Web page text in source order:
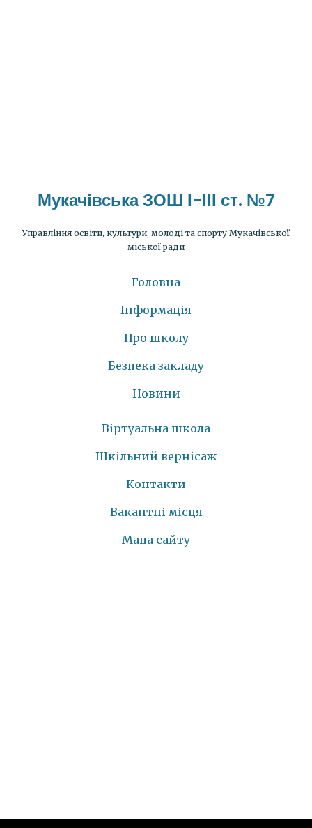
Мукачівська ЗОШ І-ІІІ ст. №7
Управління освіти, культури, молоді та спорту Мукачівської
міської ради
Головна
Інформація
Про школу
Безпека закладу
Новини
Віртуальна школа
Шкільний вернісаж
Контакти
Вакантні місця
Мапа сайту